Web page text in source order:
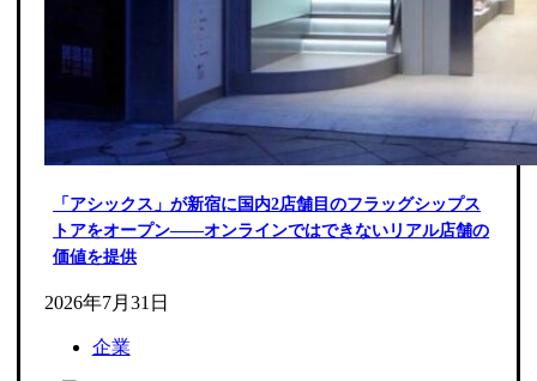
「アシックス」が新宿に国内2店舗目のフラッグシップス
トアをオープン――オンラインではできないリアル店舗の
価値を提供
2026年7月31日
企業